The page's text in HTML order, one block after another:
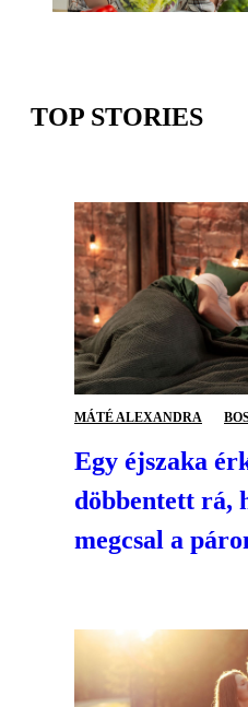
TOP STORIES
MÁTÉ ALEXANDRA
Egy éjszaka
döbbentett rá,
megcsal a